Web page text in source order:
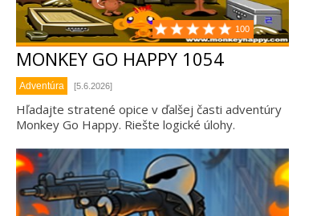
100
MONKEY GO HAPPY 1054
Adventúra [5.6.2026]
Hľadajte stratené opice v ďalšej časti adventúry
Monkey Go Happy. Riešte logické úlohy.